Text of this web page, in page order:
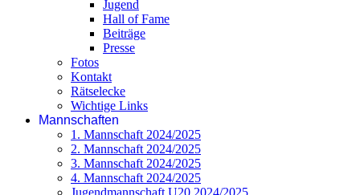
Jugend
Hall of Fame
Beiträge
Presse
Fotos
Kontakt
Rätselecke
Wichtige Links
Mannschaften
1. Mannschaft 2024/2025
2. Mannschaft 2024/2025
3. Mannschaft 2024/2025
4. Mannschaft 2024/2025
Jugendmannschaft U20 2024/2025